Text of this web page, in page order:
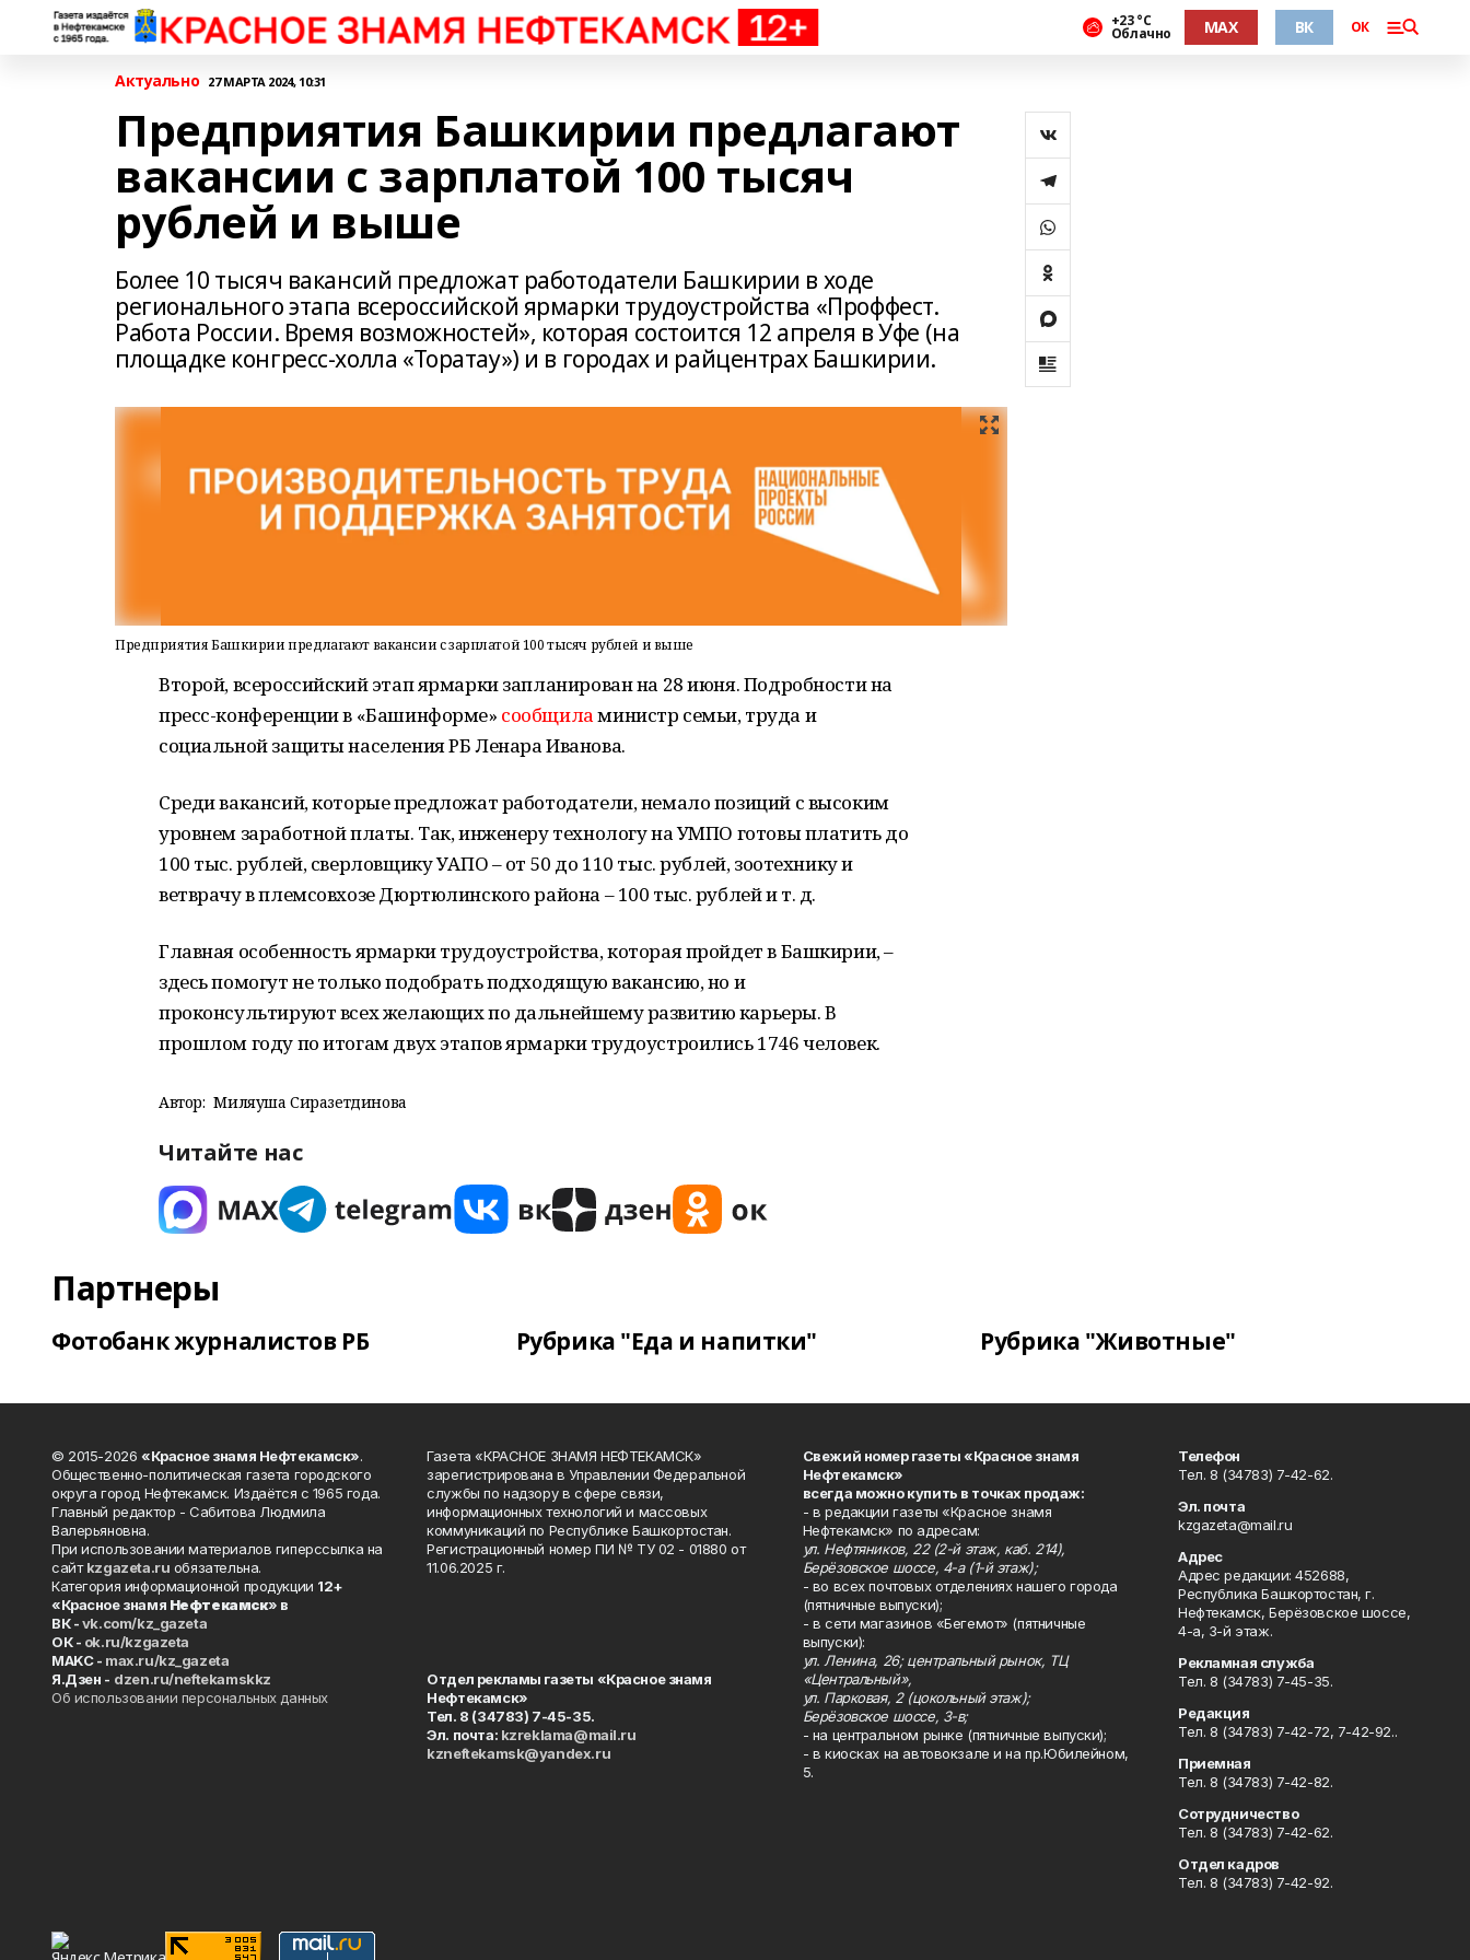
+23 °С
Облачно MAX ВК ОК
Актуально 27 МАРТА 2024, 10:31
Предприятия Башкирии предлагают
вакансии с зарплатой 100 тысяч
рублей и выше
Более 10 тысяч вакансий предложат работодатели Башкирии в ходе
регионального этапа всероссийской ярмарки трудоустройства «Проффест.
Работа России. Время возможностей», которая состоится 12 апреля в Уфе (на
площадке конгресс-холла «Торатау») и в городах и райцентрах Башкирии.
Предприятия Башкирии предлагают вакансии с зарплатой 100 тысяч рублей и выше
Второй, всероссийский этап ярмарки запланирован на 28 июня. Подробности на
пресс-конференции в «Башинформе» сообщиламинистр семьи, труда и
социальной защиты населения РБ Ленара Иванова.
Среди вакансий, которые предложат работодатели, немало позиций с высоким
уровнем заработной платы. Так, инженеру технологу на УМПО готовы платить до
100 тыс. рублей, сверловщику УАПО – от 50 до 110 тыс. рублей, зоотехнику и
ветврачу в племсовхозе Дюртюлинского района – 100 тыс. рублей и т. д.
Главная особенность ярмарки трудоустройства, которая пройдет в Башкирии, –
здесь помогут не только подобрать подходящую вакансию, но и
проконсультируют всех желающих по дальнейшему развитию карьеры. В
прошлом году по итогам двух этапов ярмарки трудоустроились 1746 человек.
Автор: Миляуша Сиразетдинова
Читайте нас
Партнеры
Фотобанк журналистов РБ Рубрика "Еда и напитки" Рубрика "Животные"
© 2015-2026 «Красное знамя Нефтекамск».
Общественно-политическая газета городского
округа город Нефтекамск. Издаётся с 1965 года.
Главный редактор - Сабитова Людмила
Валерьяновна.
При использовании материалов гиперссылка на
сайтkzgazeta.ru обязательна.
Категория информационной продукции 12+
«Красное знамя Нефтекамск» в
ВК -vk.com/kz_gazeta
ОК - ok.ru/kzgazeta
MAKC - max.ru/kz_gazeta
Я.Дзен - dzen.ru/neftekamskkz
Об использовании персональных данных
Газета «КРАСНОЕ ЗНАМЯ НЕФТЕКАМСК»
зарегистрирована в Управлении Федеральной
службы по надзору в сфере связи,
информационных технологий и массовых
коммуникаций по Республике Башкортостан.
Регистрационный номер ПИ № ТУ 02 - 01880 от
11.06.2025 г.
Отдел рекламы газеты «Красное знамя
Нефтекамск»
Тел. 8 (34783) 7-45-35.
Эл. почта: kzreklama@mail.ru
kzneftekamsk@yandex.ru
Свежий номер газеты «Красное знамя
Нефтекамск»
всегда можно купить в точках продаж:
- в редакции газеты «Красное знамя
Нефтекамск» по адресам:
ул. Нефтяников, 22 (2-й этаж, каб. 214),
Берёзовское шоссе, 4-а (1-й этаж);
- во всех почтовых отделениях нашего города
(пятничные выпуски);
- в сети магазинов «Бегемот» (пятничные
выпуски):
ул. Ленина, 26; центральный рынок, ТЦ
«Центральный»,
ул. Парковая, 2 (цокольный этаж);
Берёзовское шоссе, 3-в;
- на центральном рынке (пятничные выпуски);
- в киосках на автовокзале и на пр.Юбилейном,
5.
Телефон
Тел. 8 (34783) 7-42-62.
Эл. почта
kzgazeta@mail.ru
Адрес
Адрес редакции: 452688,
Республика Башкортостан, г.
Нефтекамск, Берёзовское шоссе,
4-а, 3-й этаж.
Рекламная служба
Тел. 8 (34783) 7-45-35.
Редакция
Тел. 8 (34783) 7-42-72, 7-42-92..
Приемная
Тел. 8 (34783) 7-42-82.
Сотрудничество
Тел. 8 (34783) 7-42-62.
Отдел кадров
Тел. 8 (34783) 7-42-92.